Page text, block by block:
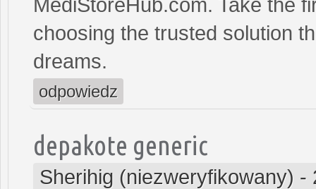
MediStoreHub.com. Take the
choosing the trusted solution
dreams.
odpowiedz
depakote generic
Sherihig (niezweryfikowany) -